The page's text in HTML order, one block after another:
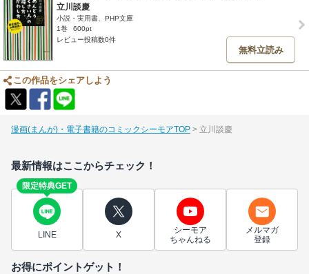
立川談慶
小説・実用書、PHP文庫
1巻
600pt
レビュー投稿数0件
無料立読み
この作品をシェアしよう
漫画(まんが)・電子書籍のコミックシーモアTOP 立川談慶
最新情報はここからチェック！
限定特典GET
LINE X
シーモア
ちゃんねる
メルマガ
登録
お得にポイントゲット！